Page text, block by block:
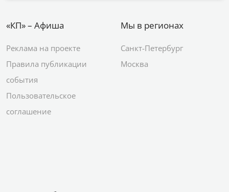
«КП» – Афиша
Реклама на проекте
Правила публикации
события
Пользовательское
соглашение
Мы в регионах
Санкт-Петербург
Москва